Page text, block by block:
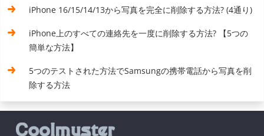
iPhone 16/15/14/13から写真を完全に削除する方法? (4通り)
iPhone上のすべての連絡先を一度に削除する方法? 【5つの
簡単な方法】
5つのテストされた方法でSamsungの携帯電話から写真を削
除する方法